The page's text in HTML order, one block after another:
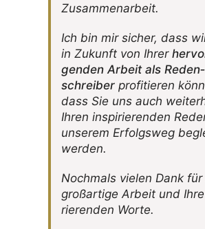
Zusammenarbeit.
Ich bin mir sicher, dass
in Zukunft von Ihrer
genden Arbeit als Reden­
schreiberprofi­tieren
dass Sie uns auch
Ihren inspi­rie­renden
unserem Erfolgsweg
werden.
Noch­mals vielen Dank für
groß­ar­tige Arbeit und
rie­renden Worte.